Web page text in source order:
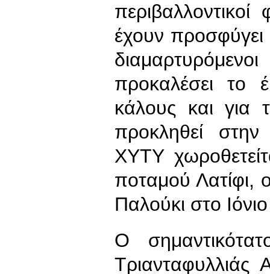
έχουν προσφύγει
προκαλέσει το
κάλους και για
προκληθεί
ΧΥΤΥ
ποταμού Λατίφι,
Παλούκι στο
Ο
Τριανταφυλλιάς